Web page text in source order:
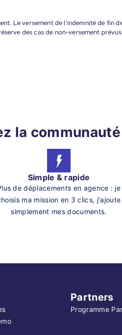
Le versement de l'indemnité de fin
des cas de non-versement prévus
la communauté
Simple & rapide
de déplacements en agence : je
ma mission en 3 clics, j'ajoute
simplement mes documents.
Partners
Programme